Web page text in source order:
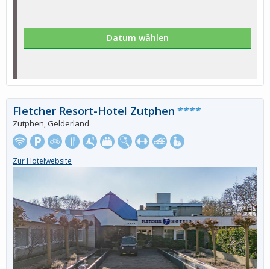
Datum wählen
Fletcher Resort-Hotel Zutphen ****
Zutphen, Gelderland
Zur Hotelwebsite